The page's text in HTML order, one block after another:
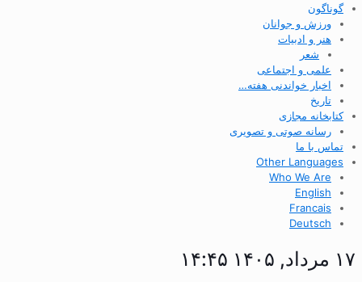
گوناگون
ورزش و جوانان
هنر و ادبیات
شعر
علمی و اجتماعی
اخبار خواندنی هفته…
تاریخ
کتابخانه مجازی
رسانه صوتی و تصویری
تماس با ما
Other Languages
Who We Are
English
Francais
Deutsch
۱۷ مرداد, ۱۴۰۵ ۱۴:۴۵